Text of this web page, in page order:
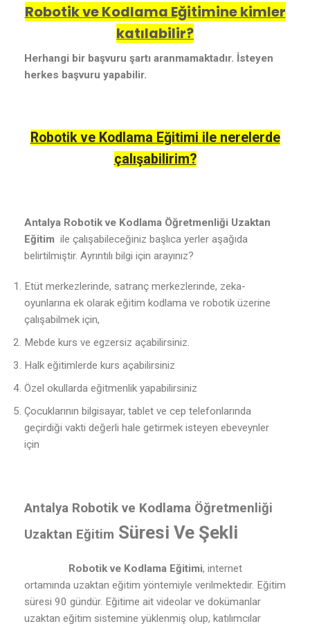
Robotik ve Kodlama Eğitimine kimler
katılabilir?
Herhangi bir başvuru şartı aranmamaktadır. İsteyen
herkes başvuru yapabilir.
Robotik ve Kodlama Eğitimi ile nerelerde
çalışabilirim?
Antalya Robotik ve Kodlama Öğretmenliği Uzaktan
Eğitim ile çalışabileceğiniz başlıca yerler aşağıda
belirtilmiştir. Ayrıntılı bilgi için arayınız?
Etüt merkezlerinde, satranç merkezlerinde, zeka-
oyunlarına ek olarak eğitim kodlama ve robotik üzerine
çalışabilmek için,
Mebde kurs ve egzersiz açabilirsiniz.
Halk eğitimlerde kurs açabilirsiniz
Özel okullarda eğitmenlik yapabilirsiniz
Çocuklarının bilgisayar, tablet ve cep telefonlarında
geçirdiği vakti değerli hale getirmek isteyen ebeveynler
için
Antalya Robotik ve Kodlama Öğretmenliği
Uzaktan Eğitim Süresi Ve Şekli
Robotik ve Kodlama Eğitimi, internet
ortamında uzaktan eğitim yöntemiyle verilmektedir. Eğitim
süresi 90 gündür. Eğitime ait videolar ve dokümanlar
uzaktan eğitim sistemine yüklenmiş olup, katılımcılar